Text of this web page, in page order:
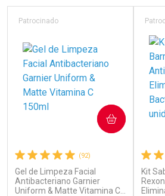
(92)
Gel de Limpeza Facial
Antibacteriano Garnier
Uniform & Matte Vitamina C
Patrocinado
COMPRAR
Kit